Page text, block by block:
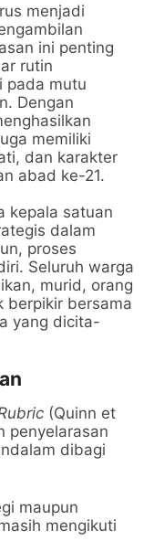
menjadi
ini penting
rutin
pada mutu
Dengan
memiliki
dan karakter
abad ke-21.
kepala satuan
dalam
proses
Seluruh warga
murid, orang
berpikir bersama
yang dicita-
(Quinn et
penyelarasan
dibagi
maupun
mengikuti